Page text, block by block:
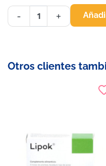
- +
Otros clientes